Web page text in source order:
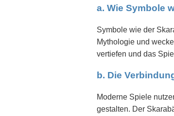
a. Wie Symbole
Symbole wie der
Mythologie und
vertiefen und das
b. Die
Moderne Spiele
gestalten. Der